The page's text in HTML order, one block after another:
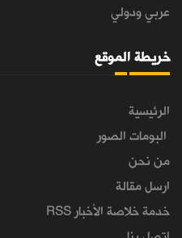
عربي ودولي
خريطة الموقع
الرئيسية
البومات الصور
من نحن
ارسل مقالة
خدمة خلاصة الأخبار RSS